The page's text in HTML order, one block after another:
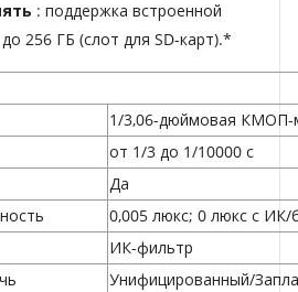
: поддержка встроенной
256 ГБ (слот для SD-карт).*
1/3,06-дюймовая КМОП-
от 1/3 до 1/10000 с
Да
0,005 люкс; 0 люкс с
ИК-фильтр
Унифицированный/